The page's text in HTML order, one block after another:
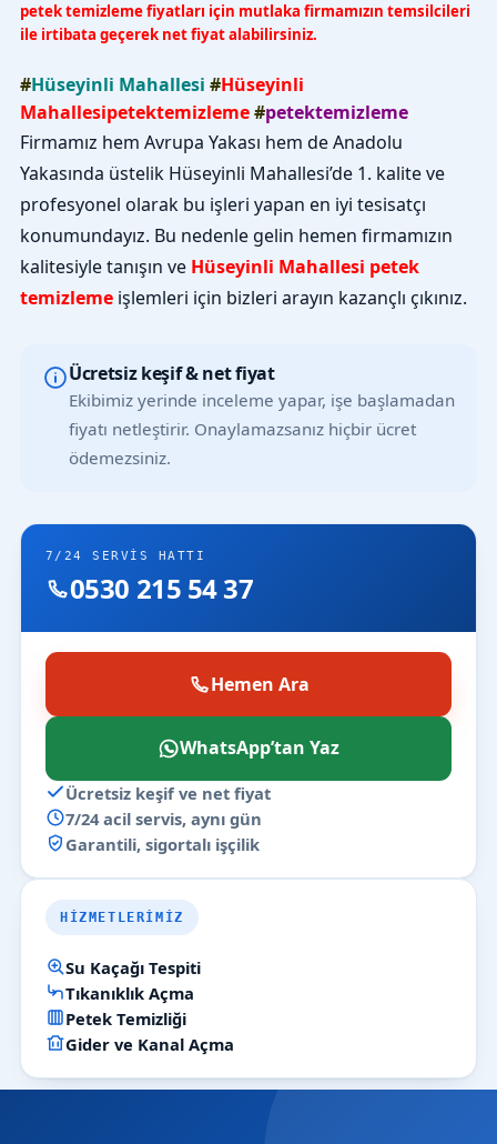
petek temizleme fiyatları için mutlaka firmamızın temsilcileri
ile irtibata geçerek net fiyat alabilirsiniz.
#Hüseyinli Mahallesi #Hüseyinli
Mahallesipetektemizleme#petektemizleme
Firmamız hem Avrupa Yakası hem de Anadolu
Yakasında üstelik Hüseyinli Mahallesi’de 1. kalite ve
profesyonel olarak bu işleri yapan en iyi tesisatçı
konumundayız. Bu nedenle gelin hemen firmamızın
kalitesiyle tanışın ve Hüseyinli Mahallesi petek
temizlemeişlemleri için bizleri arayın kazançlı çıkınız.
Ücretsiz keşif & net fiyat
Ekibimiz yerinde inceleme yapar, işe başlamadan
fiyatı netleştirir. Onaylamazsanız hiçbir ücret
ödemezsiniz.
7/24 SERVIS HATTI
0530 215 54 37
Hemen Ara
WhatsApp’tan Yaz
Ücretsiz keşif ve net fiyat
7/24 acil servis, aynı gün
Garantili, sigortalı işçilik
HIZMETLERIMIZ
Su Kaçağı Tespiti
Tıkanıklık Açma
Petek Temizliği
Gider ve Kanal Açma